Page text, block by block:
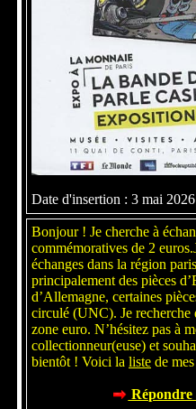
Date d'insertion : 3 mai 2026
Bonjour ! Je cherche à
commémoratives de 2
échanges dans la région
principalement des pièces
d’Allemagne, certaines
circulé (UNC). Je recherche
zone euro. N’hésitez pas à
collectionneur(euse) et
bientôt ! Voici la liste de
Répondre